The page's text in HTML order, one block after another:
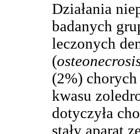
Działania
badanych
leczonych
(
(2%)
kwasu
dotyczyła
stały aparat